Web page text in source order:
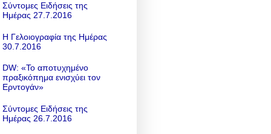
Σύντομες Ειδήσεις της
Ημέρας 27.7.2016
Η Γελοιογραφία της Ημέρας
30.7.2016
DW: «To αποτυχημένο
πραξικόπημα ενισχύει τον
Ερντογάν»
Σύντομες Ειδήσεις της
Ημέρας 26.7.2016